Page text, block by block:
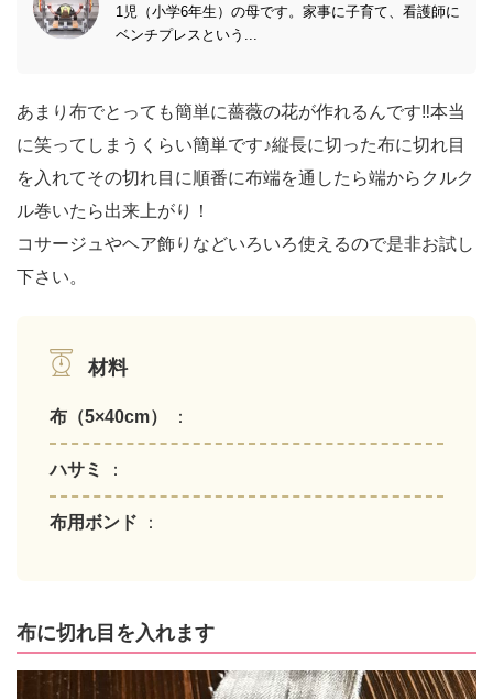
1児（小学6年生）の母です。家事に子育て、看護師に
ベンチプレスという...
あまり布でとっても簡単に薔薇の花が作れるんです‼︎本当
に笑ってしまうくらい簡単です♪縦長に切った布に切れ目
を入れてその切れ目に順番に布端を通したら端からクルク
ル巻いたら出来上がり！
コサージュやヘア飾りなどいろいろ使えるので是非お試し
下さい。
材料
布（5×40cm） ：
ハサミ ：
布用ボンド ：
布に切れ目を入れます